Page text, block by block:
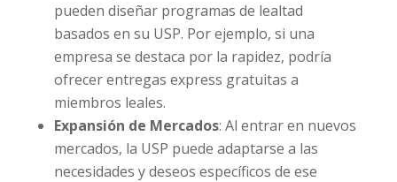
pueden diseñar programas de lealtad
basados en su USP. Por ejemplo, si una
empresa se destaca por la rapidez, podría
ofrecer entregas express gratuitas a
miembros leales.
Expansión de Mercados: Al entrar en nuevos
mercados, la USP puede adaptarse a las
necesidades y deseos específicos de ese